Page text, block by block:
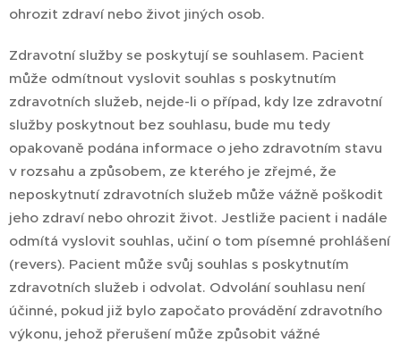
ohrozit zdraví nebo život jiných osob.
Zdravotní služby se poskytují se souhlasem. Pacient
může odmítnout vyslovit souhlas s poskytnutím
zdravotních služeb, nejde-li o případ, kdy lze zdravotní
služby poskytnout bez souhlasu, bude mu tedy
opakovaně podána informace o jeho zdravotním stavu
v rozsahu a způsobem, ze kterého je zřejmé, že
neposkytnutí zdravotních služeb může vážně poškodit
jeho zdraví nebo ohrozit život. Jestliže pacient i nadále
odmítá vyslovit souhlas, učiní o tom písemné prohlášení
(revers). Pacient může svůj souhlas s poskytnutím
zdravotních služeb i odvolat. Odvolání souhlasu není
účinné, pokud již bylo započato provádění zdravotního
výkonu, jehož přerušení může způsobit vážné